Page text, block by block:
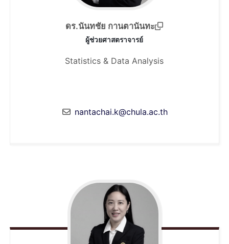
ดร.นันทชัย กานตานันทะ
ผู้ช่วยศาสตราจารย์
Statistics & Data Analysis
nantachai.k@chula.ac.th